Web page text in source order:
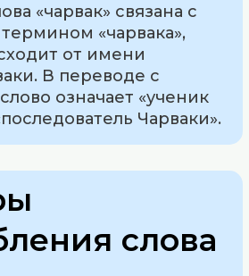
«чарвак» связана с
«чарвака»,
от имени
В переводе с
означает «ученик
Чарваки».
слова